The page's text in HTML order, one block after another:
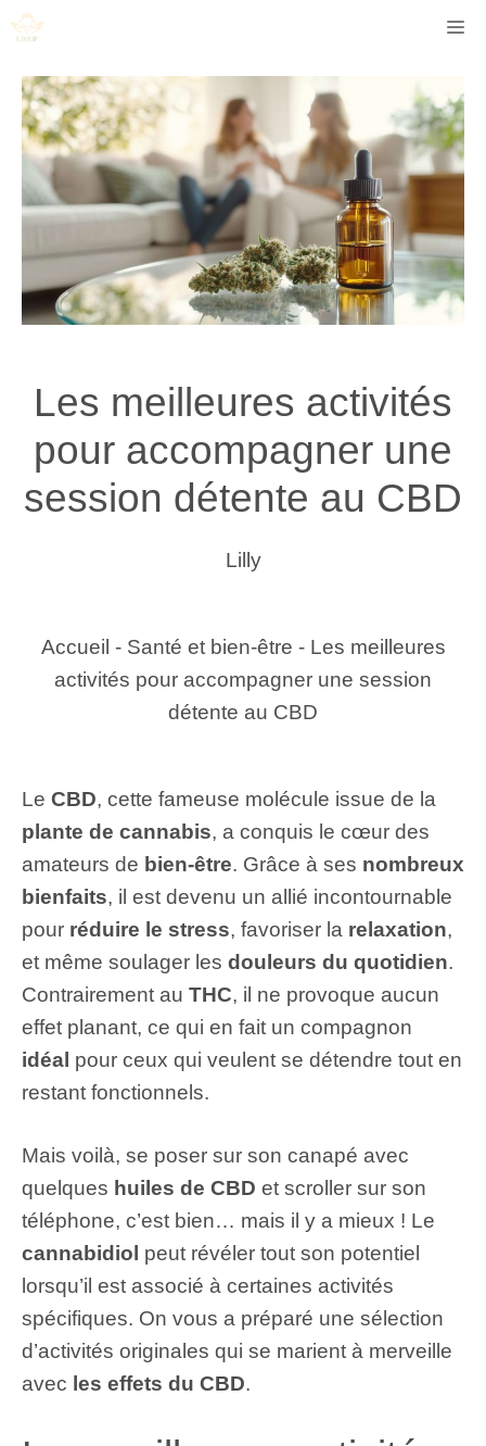
Aller
au
contenu
Les meilleures activités
pour accompagner une
session détente au CBD
Lilly
Accueil - Santé et bien-être - Les meilleures
activités pour accompagner une session
détente au CBD
Le CBD, cette fameuse molécule issue de la
plante de cannabis, a conquis le cœur des
amateurs de bien-être. Grâce à ses nombreux
bienfaits, il est devenu un allié incontournable
pour réduire le stress, favoriser la relaxation,
et même soulager les douleurs du quotidien.
Contrairement au THC, il ne provoque aucun
effet planant, ce qui en fait un compagnon
idéal pour ceux qui veulent se détendre tout en
restant fonctionnels.
Mais voilà, se poser sur son canapé avec
quelques huiles de CBD et scroller sur son
téléphone, c’est bien… mais il y a mieux ! Le
cannabidiol peut révéler tout son potentiel
lorsqu’il est associé à certaines activités
spécifiques. On vous a préparé une sélection
d’activités originales qui se marient à merveille
avec les effets du CBD.